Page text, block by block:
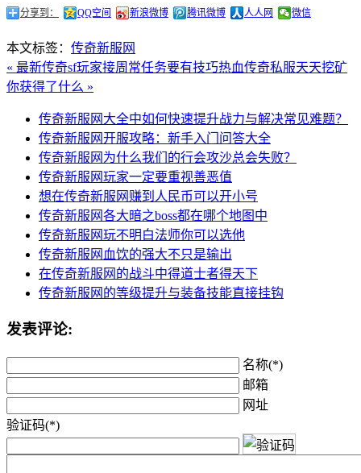
分享到： QQ空间 新浪微博 腾讯微博 人人网 微信
本文标签： 传奇新服网
« 最新传奇sf玩家接周常任务要有技巧热血传奇私服天天挖矿
你获得了什么 »
传奇新服网大全中如何快速提升战力与解决常见难题？
传奇新服网开服攻略：新手入门问答大全
传奇新服网为什么我们的行会攻沙总会失败？
传奇新服网玩家一定要重视善恶值
想在传奇新服网赚到人民币可以开小号
传奇新服网各大暗之boss都在哪个地图中
传奇新服网玩不明白法师你可以选他
传奇新服网血饮的强大不只是输出
在传奇新服网的战斗中得道士者得天下
传奇新服网的等级提升与装备技能直接挂钩
发表评论:
名称(*)
邮箱
网址
验证码(*)